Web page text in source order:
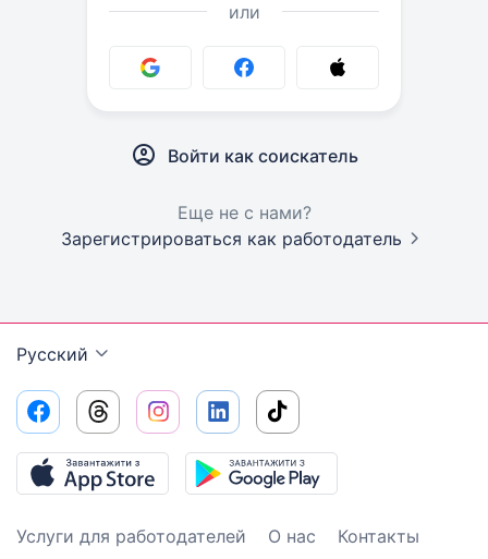
или
Войти как соискатель
Еще не с нами?
Зарегистрироваться как работодатель
Русский
Услуги для работодателей О нас
Контакты